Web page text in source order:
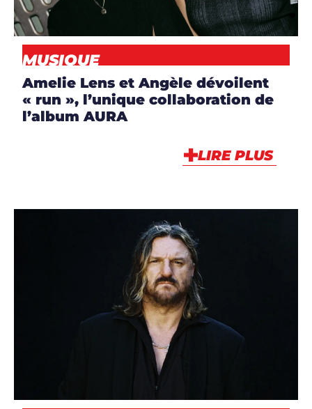
Offre d'abonnement
Devenir annonceur
Contacter le magazine
A propos
FOCUS ARTISTES
TOP 100 DJ MAG
Mentions légales
Politique de confidentialité
Conditions générales de vente